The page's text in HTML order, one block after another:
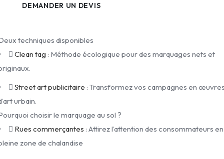
DEMANDER UN DEVIS
techniques disponibles
Clean tag : Méthode écologique pour des marquages nets et
Street art publicitaire : Transformez vos campagnes en
urbain.
choisir le marquage au sol ?
Rues commerçantes : Attirez l’attention des consommateurs en
zone de chalandise